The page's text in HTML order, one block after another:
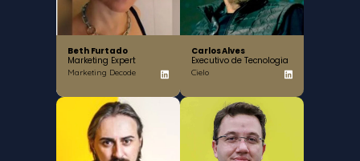
Beth Furtado
Marketing Expert
Marketing Decode
Carlos Alves
Executivo de Tecnologia
Cielo